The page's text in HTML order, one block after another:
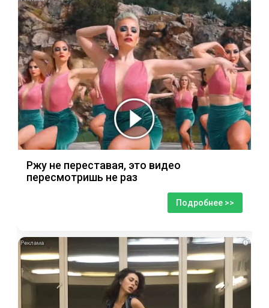
Ржу не переставая, это видео
пересмотришь не раз
Подробнее >>
i